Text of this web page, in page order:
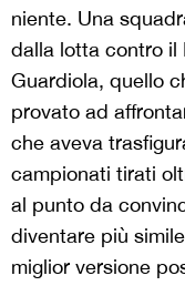
niente. Una
dalla lotta contro il
Guardiola, quello
provato ad
che aveva
campionati tirati
al punto da
diventare più
miglior versione